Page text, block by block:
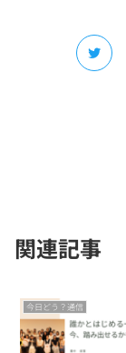
関連記事
今日どう？通信